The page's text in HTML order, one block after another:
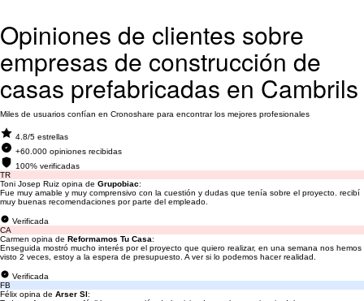
Opiniones de clientes sobre
empresas de construcción de
casas prefabricadas en Cambrils
Miles de usuarios confían en Cronoshare para encontrar los mejores profesionales
4.8/5 estrellas
+60.000 opiniones recibidas
100% verificadas
TR
Toni Josep Ruiz opina de Grupobiac:
Fue muy amable y muy comprensivo con la cuestión y dudas que tenía sobre el proyecto. recibí
muy buenas recomendaciones por parte del empleado.
Verificada
CA
Carmen opina de Reformamos Tu Casa:
Enseguida mostró mucho interés por el proyecto que quiero realizar, en una semana nos hemos
visto 2 veces, estoy a la espera de presupuesto. A ver si lo podemos hacer realidad.
Verificada
FB
Félix opina de Arser Sl: